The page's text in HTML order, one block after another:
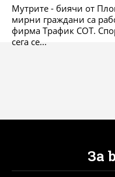
Мутрите - биячи от
мирни граждани са
фирма Трафик СОТ.
сега се...
За